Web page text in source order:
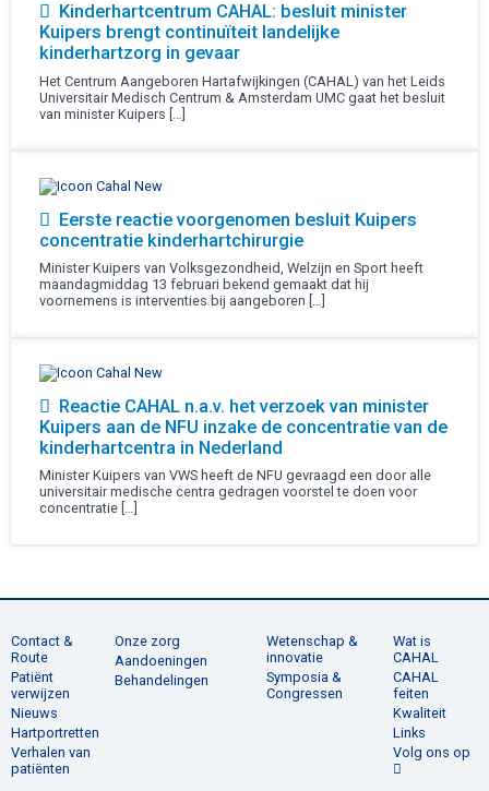
Kinderhartcentrum CAHAL: besluit minister
Kuipers brengt continuïteit landelijke
kinderhartzorg in gevaar
Het Centrum Aangeboren Hartafwijkingen (CAHAL) van het Leids
Universitair Medisch Centrum & Amsterdam UMC gaat het besluit
van minister Kuipers […]
Eerste reactie voorgenomen besluit Kuipers
concentratie kinderhartchirurgie
Minister Kuipers van Volksgezondheid, Welzijn en Sport heeft
maandagmiddag 13 februari bekend gemaakt dat hij
voornemens is interventies bij aangeboren […]
Reactie CAHAL n.a.v. het verzoek van minister
Kuipers aan de NFU inzake de concentratie van de
kinderhartcentra in Nederland
Minister Kuipers van VWS heeft de NFU gevraagd een door alle
universitair medische centra gedragen voorstel te doen voor
concentratie […]
Contact &
Route
Patiënt
verwijzen
Nieuws
Hartportretten
Verhalen van
patiënten
Onze zorg
Aandoeningen
Behandelingen
Wetenschap &
innovatie
Symposia &
Congressen
Wat is
CAHAL
CAHAL
feiten
Kwaliteit
Links
Volg ons op